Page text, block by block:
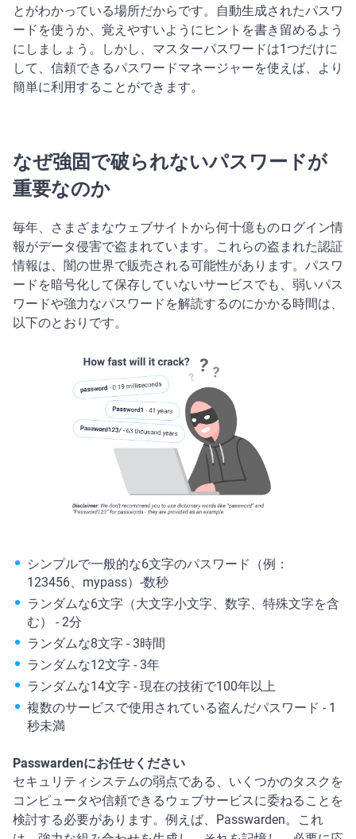
とがわかっている場所だからです。自動生成されたパスワ
ードを使うか、覚えやすいようにヒントを書き留めるよう
にしましょう。しかし、マスターパスワードは1つだけに
して、信頼できるパスワードマネージャーを使えば、より
簡単に利用することができます。
なぜ強固で破られないパスワードが
重要なのか
毎年、さまざまなウェブサイトから何十億ものログイン情
報がデータ侵害で盗まれています。これらの盗まれた認証
情報は、闇の世界で販売される可能性があります。パスワ
ードを暗号化して保存していないサービスでも、弱いパス
ワードや強力なパスワードを解読するのにかかる時間は、
以下のとおりです。
シンプルで一般的な6文字のパスワード（例：
123456、mypass）-数秒
ランダムな6文字（大文字小文字、数字、特殊文字を含
む） - 2分
ランダムな8文字 - 3時間
ランダムな12文字 - 3年
ランダムな14文字 - 現在の技術で100年以上
複数のサービスで使用されている盗んだパスワード - 1
秒未満
Passwardenにお任せください
セキュリティシステムの弱点である、いくつかのタスクを
コンピュータや信頼できるウェブサービスに委ねることを
検討する必要があります。例えば、Passwarden。これ